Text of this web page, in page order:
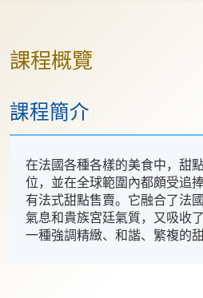
課程概覽
課程簡介
在法國各種各樣的美食中，甜
位，並在全球範圍內都頗受追
有法式甜點售賣。它融合了法
氣息和貴族宮廷氣質，又吸收
一種強調精緻、和諧、繁複的甜